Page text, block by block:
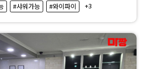
#샤워가능 #와이파이 +3